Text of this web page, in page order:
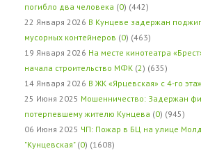
погибло два человека (0) (442)
22 Января 2026 В Кунцеве задержан
мусорных контейнеров (0) (463)
19 Января 2026 На месте кинотеатра
начала строительство МФК (2) (635)
14 Января 2026 В ЖК «Ярцевская» с 4-го
25 Июня 2025 Мошенничество: Задержан
потерпевшему жителю Кунцева (0) (945)
06 Июня 2025 ЧП: Пожар в БЦ на улице
"Кунцевская" (0) (1608)